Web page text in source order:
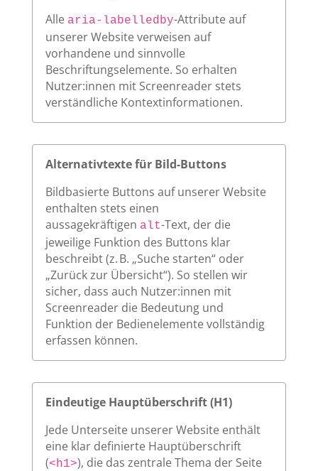
Alle aria-labelledby-Attribute auf
unserer Website verweisen auf
vorhandene und sinnvolle
Beschriftungselemente. So erhalten
Nutzer:innen mit Screenreader stets
verständliche Kontextinformationen.
Alternativtexte für Bild-Buttons
Bildbasierte Buttons auf unserer Website
enthalten stets einen
aussagekräftigen alt-Text, der die
jeweilige Funktion des Buttons klar
beschreibt (z. B. „Suche starten“ oder
„Zurück zur Übersicht“). So stellen wir
sicher, dass auch Nutzer:innen mit
Screenreader die Bedeutung und
Funktion der Bedienelemente vollständig
erfassen können.
Eindeutige Hauptüberschrift (H1)
Jede Unterseite unserer Website enthält
eine klar definierte Hauptüberschrift
(<h1>), die das zentrale Thema der Seite